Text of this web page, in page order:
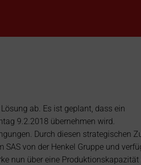
ab. Es ist geplant, dass ein
9.2.2018 übernehmen wird.
Durch diesen strategischen
von der Henkel Gruppe und
nun über eine Produktionskapazität